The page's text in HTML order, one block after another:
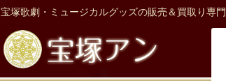
宝塚歌劇・ミュージカルグッズの販売＆買取り専